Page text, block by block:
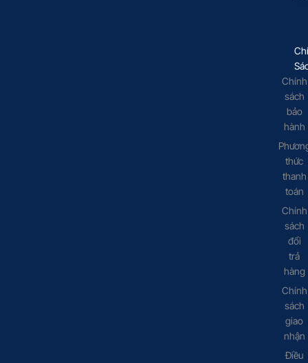
Chính
sách
bảo
hành
thức
thanh
toán
Chính
sách
đổi
trả
hàng
Chính
sách
giao
nhận
Điều